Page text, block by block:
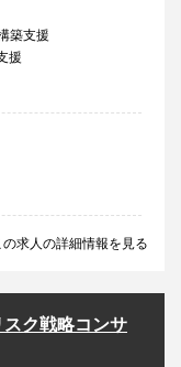
築支援
援
の求人の詳細情報を見る
スク戦略コンサ